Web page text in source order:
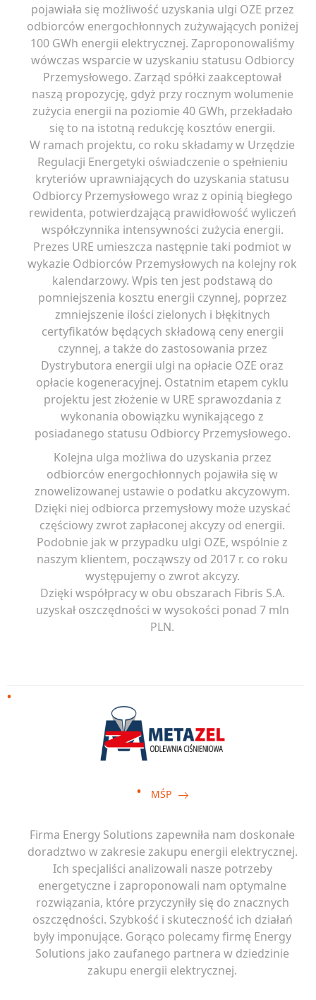
pojawiała się możliwość uzyskania ulgi OZE przez
odbiorców energochłonnych zużywających poniżej
100 GWh energii elektrycznej. Zaproponowaliśmy
wówczas wsparcie w uzyskaniu statusu Odbiorcy
Przemysłowego. Zarząd spółki zaakceptował
naszą propozycję, gdyż przy rocznym wolumenie
zużycia energii na poziomie 40 GWh, przekładało
się to na istotną redukcję kosztów energii.
W ramach projektu, co roku składamy w Urzędzie
Regulacji Energetyki oświadczenie o spełnieniu
kryteriów uprawniających do uzyskania statusu
Odbiorcy Przemysłowego wraz z opinią biegłego
rewidenta, potwierdzającą prawidłowość wyliczeń
współczynnika intensywności zużycia energii.
Prezes URE umieszcza następnie taki podmiot w
wykazie Odbiorców Przemysłowych na kolejny rok
kalendarzowy. Wpis ten jest podstawą do
pomniejszenia kosztu energii czynnej, poprzez
zmniejszenie ilości zielonych i błękitnych
certyfikatów będących składową ceny energii
czynnej, a także do zastosowania przez
Dystrybutora energii ulgi na opłacie OZE oraz
opłacie kogeneracyjnej. Ostatnim etapem cyklu
projektu jest złożenie w URE sprawozdania z
wykonania obowiązku wynikającego z
posiadanego statusu Odbiorcy Przemysłowego.
Kolejna ulga możliwa do uzyskania przez
odbiorców energochłonnych pojawiła się w
znowelizowanej ustawie o podatku akcyzowym.
Dzięki niej odbiorca przemysłowy może uzyskać
częściowy zwrot zapłaconej akcyzy od energii.
Podobnie jak w przypadku ulgi OZE, wspólnie z
naszym klientem, począwszy od 2017 r. co roku
występujemy o zwrot akcyzy.
Dzięki współpracy w obu obszarach Fibris S.A.
uzyskał oszczędności w wysokości ponad 7 mln
PLN.
MŚP
Firma Energy Solutions zapewniła nam doskonałe
doradztwo w zakresie zakupu energii elektrycznej.
Ich specjaliści analizowali nasze potrzeby
energetyczne i zaproponowali nam optymalne
rozwiązania, które przyczyniły się do znacznych
oszczędności. Szybkość i skuteczność ich działań
były imponujące. Gorąco polecamy firmę Energy
Solutions jako zaufanego partnera w dziedzinie
zakupu energii elektrycznej.